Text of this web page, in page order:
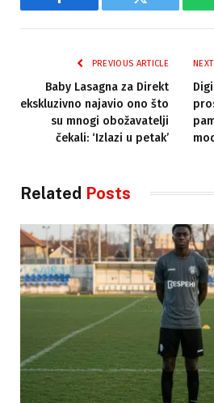
Facebook Twitter
PREVIOUS ARTICLE
Baby Lasagna za Direkt
ekskluzivno najavio ono što
su mnogi obožavatelji
čekali: ‘Izlazi u petak’
Related Posts